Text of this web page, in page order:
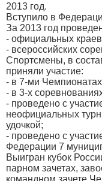
2013 год.
Вступило в
За 2013 год
- официальных
- всероссийских
Спортсмены, в
приняли участие:
- в 7-ми
- в 3-х
- проведено с
неофициальных
удочкой;
- проведено с
Федерации 7
Выигран кубок
парном зачетах,
командном зачете